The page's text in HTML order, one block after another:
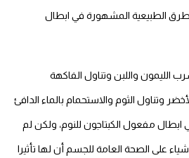
الطبيعية المشهورة في ابطال
الليمون واللبن وتناول الفاكهة
وتناول الثوم والاستحمام بالماء الدافئ
مفعول الكبتاجون للنوم، ولكن لم
على الصحة العامة للجسم أن لها تأثيرا